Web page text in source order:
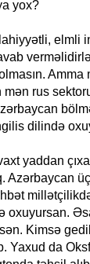
yox?
elmli
Amma
rus
dilində
yaddan
Azərbaycan
oxuyursan.
Kimsə
Yaxud da